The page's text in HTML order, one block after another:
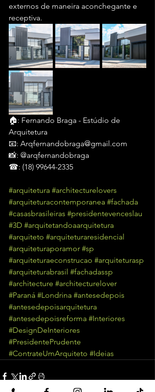
externos de maneira aconchegante e
receptiva.
🏠: Fernando Braga - Estúdio de
Arquitetura
📧: Arqfernandobraga@gmail.com
📸: @arqfernandobraga
☎: (18) 99644-2335
#arquitetura #architecturelovers
#arquiteturacontemporanea #fachada
#casasbrasileiras #presidentevenceslau
#3D #arquitetandoaarquitetura
#arquiteto #arquiteturaresidencial
#arquiteturaporamor #sp
#arquiteturaeconstrucao #arquiteturasp
#arquiteturabrasil #fachadassp
#architecture #architecturelover
#Paraná #Londrina #antesedepois
#antesedepoisarquitetura
#antesedepoisreforma #Interiores
#DesignDeInteriores
#PresidentePrudente
#ContrateUmArquiteto #Ideias